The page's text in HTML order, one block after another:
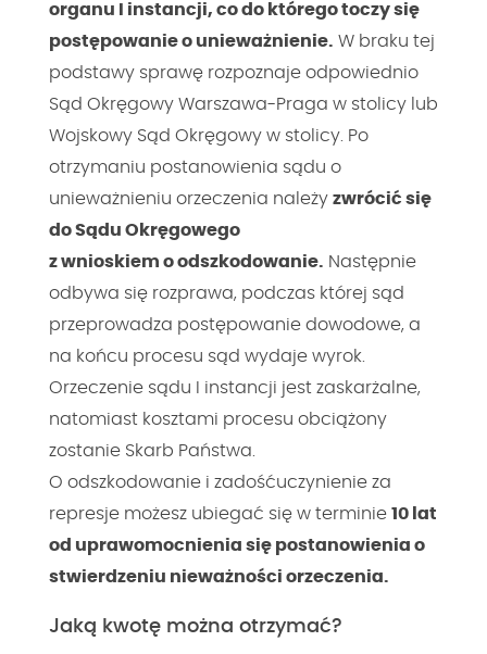
organu I instancji, co do którego toczy się
postępowanie o unieważnienie. W braku tej
podstawy sprawę rozpoznaje odpowiednio
Sąd Okręgowy Warszawa-Praga w stolicy lub
Wojskowy Sąd Okręgowy w stolicy. Po
otrzymaniu postanowienia sądu o
unieważnieniu orzeczenia należy zwrócić się
do Sądu Okręgowego
z wnioskiem o odszkodowanie. Następnie
odbywa się rozprawa, podczas której sąd
przeprowadza postępowanie dowodowe, a
na końcu procesu sąd wydaje wyrok.
Orzeczenie sądu I instancji jest zaskarżalne,
natomiast kosztami procesu obciążony
zostanie Skarb Państwa.
O odszkodowanie i zadośćuczynienie za
represje możesz ubiegać się w terminie 10 lat
od uprawomocnienia się postanowienia o
stwierdzeniu nieważności orzeczenia.
Jaką kwotę można otrzymać?